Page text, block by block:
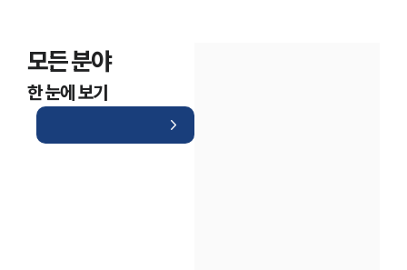
모든 분야
한 눈에 보기